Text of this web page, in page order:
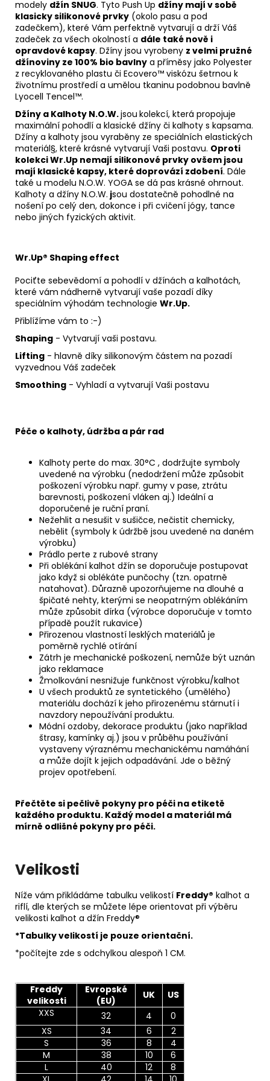
modely džín SNUG. Tyto Push Up džíny mají v sobě
klasicky silikonové prvky (okolo pasu a pod
zadečkem), které Vám perfektně vytvarují a drží Váš
zadeček za všech okolností a dále také nově i
opravdové kapsy. Džíny jsou vyrobeny z velmi pružné
džínoviny ze 100% bio bavlny a příměsy jako Polyester
z recyklovaného plastu či Ecovero™ viskózu šetrnou k
životnímu prostředí a umělou tkaninu podobnou bavlně
Lyocell Tencel™.
Džíny a Kalhoty N.O.W.jsou kolekcí, která propojuje
maximální pohodlí a klasické džíny či kalhoty s kapsama.
Džíny a kalhoty jsou vyraběny ze speciálních elastických
materiál§, které krásné vytvarují Vaši postavu. Oproti
kolekci Wr.Up nemají silikonové prvky ovšem jsou
mají klasické kapsy, které doprovází zdobení. Dále
také u modelu N.O.W. YOGA se dá pas krásné ohrnout.
Kalhoty a džíny N.O.W. jsou dostatečně pohodlné na
nošení po celý den, dokonce i při cvičení jógy, tance
nebo jiných fyzických aktivit.
Wr.Up® Shaping effect
Pociťte sebevědomí a pohodlí v džínách a kalhotách,
které vám nádherně vytvarují vaše pozadí díky
speciálním výhodám technologie Wr.Up.
Přiblížíme vám to :-)
Shaping - Vytvarují vaši postavu.
Lifting - hlavně díky silikonovým částem na pozadí
vyzvednou Váš zadeček
Smoothing - Vyhladí a vytvarují Vaši postavu
Péče o kalhoty, údržba a pár rad
Kalhoty perte do max. 30°C , dodržujte symboly
uvedené na výrobku (nedodržení může způsobit
poškození výrobku např. gumy v pase, ztrátu
barevnosti, poškození vláken aj.) Ideální a
doporučené je ruční praní.
Nežehlit a nesušit v sušičce, nečistit chemicky,
nebělit (symboly k údržbě jsou uvedené na daném
výrobku)
Prádlo perte z rubové strany
Při oblékání kalhot džín se doporučuje postupovat
jako když si oblékáte punčochy (tzn. opatrně
natahovat). Důrazně upozorňujeme na dlouhé a
špičaté nehty, kterými se neopatrným oblékáním
může způsobit dírka (výrobce doporučuje v tomto
případě použít rukavice)
Přirozenou vlastností lesklých materiálů je
poměrně rychlé otírání
Zátrh je mechanické poškození, nemůže být uznán
jako reklamace
Žmolkování nesnižuje funkčnost výrobku/kalhot
U všech produktů ze syntetického (umělého)
materiálu dochází k jeho přirozenému stárnutí i
navzdory nepoužívání produktu.
Módní ozdoby, dekorace produktu (jako například
štrasy, kamínky aj.) jsou v průběhu používání
vystaveny výraznému mechanickému namáhání
a může dojít k jejich odpadávání. Jde o běžný
projev opotřebení.
Přečtěte si pečlivě pokyny pro péči na etiketě
každého produktu. Každý model a materiál má
mírně odlišné pokyny pro péči.
Velikosti
Níže vám přikládáme tabulku velikostí Freddy® kalhot a
riflí, dle kterých se můžete lépe orientovat při výběru
velikosti kalhot a džín Freddy®
*Tabulky velikostí je pouze orientační.
*počítejte zde s odchylkou alespoň 1 CM.
Freddy
velikosti
Evropské
(EU)
UK
US
XXS
32 4
0
XS
34 6
2
S
36 8
4
M
38 10
6
L
40 12
8